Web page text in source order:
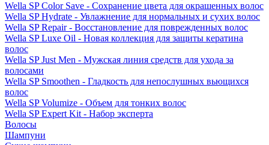
Wella SP Color Save - Сохранение цвета для окрашенных волос
Wella SP Hydrate - Увлажнение для нормальных и сухих волос
Wella SP Repair - Восстановление для поврежденных волос
Wella SP Luxe Oil - Новая коллекция для защиты кератина
волос
Wella SP Just Men - Мужская линия средств для ухода за
волосами
Wella SP Smoothen - Гладкость для непослушных вьющихся
волос
Wella SP Volumize - Объем для тонких волос
Wella SP Expert Kit - Набор эксперта
Волосы
Шампуни